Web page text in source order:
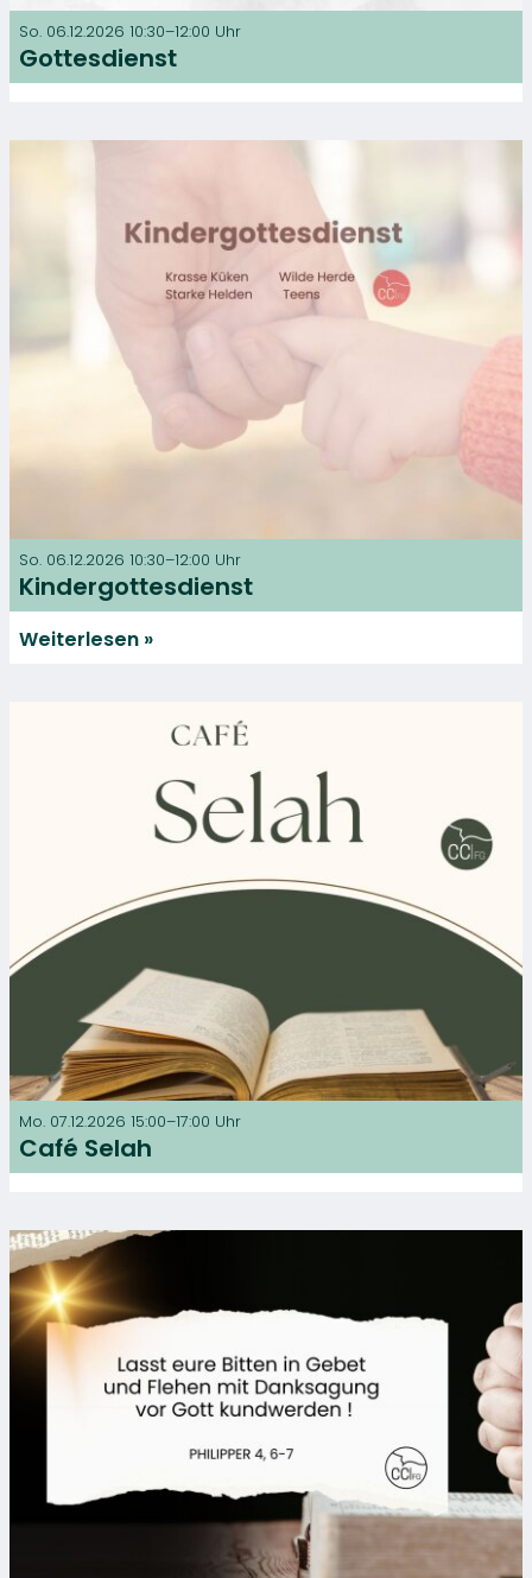
So. 06.12.2026 10:30–12:00 Uhr
Gottesdienst
So. 06.12.2026 10:30–12:00 Uhr
Kindergottesdienst
Weiterlesen
Mo. 07.12.2026 15:00–17:00 Uhr
Café Selah